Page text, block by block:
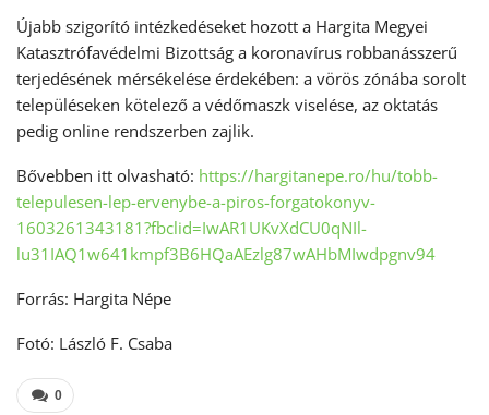
Újabb szigorító intézkedéseket hozott a Hargita Megyei
Katasztrófavédelmi Bizottság a koronavírus robbanásszerű
terjedésének mérsékelése érdekében: a vörös zónába sorolt
településeken kötelező a védőmaszk viselése, az oktatás
pedig online rendszerben zajlik.
Bővebben itt olvasható: https://hargitanepe.ro/hu/tobb-
telepulesen-lep-ervenybe-a-piros-forgatokonyv-
1603261343181?fbclid=IwAR1UKvXdCU0qNIl-
lu31IAQ1w641kmpf3B6HQaAEzlg87wAHbMIwdpgnv94
Forrás: Hargita Népe
Fotó: László F. Csaba
0